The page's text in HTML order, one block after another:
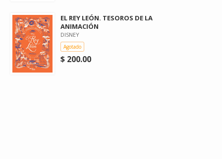
EL REY LEÓN. TESOROS DE LA
ANIMACIÓN
DISNEY
Agotado
$ 200.00